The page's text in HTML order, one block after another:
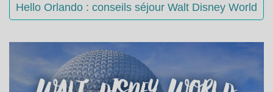
Hello Orlando : conseils séjour Walt Disney World